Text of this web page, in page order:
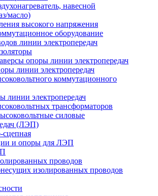
навесной
масло)
высокого напряжения
оборудование
линии электропередач
опоры линии электропередач
линии электропередач
коммутационного
линии электропередач
трансформаторов
силовые
(ЛЭП)
и опоры для ЛЭП
проводов
изолированных проводов